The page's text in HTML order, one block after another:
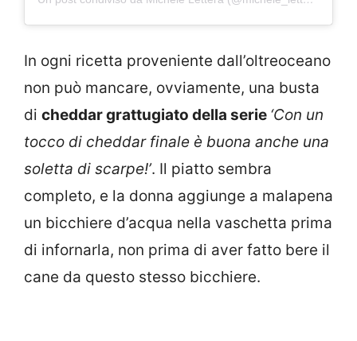
In ogni ricetta proveniente dall’oltreoceano
non può mancare, ovviamente, una busta
di cheddar grattugiato della serie ‘Con un
tocco di cheddar finale è buona anche una
soletta di scarpe!’. Il piatto sembra
completo, e la donna aggiunge a malapena
un bicchiere d’acqua nella vaschetta prima
di infornarla, non prima di aver fatto bere il
cane da questo stesso bicchiere.